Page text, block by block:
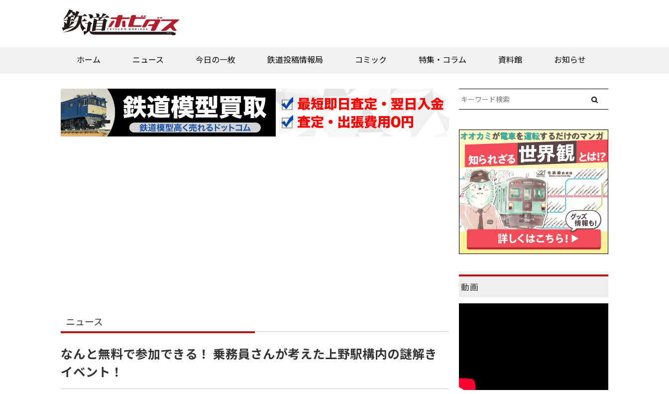
ホーム ニュース 今日の一枚 鉄道投稿情報局 コミック 特集・コラム 資料館 お知らせ
ニュース
なんと無料で参加できる！ 乗務員さんが考えた上野駅構内の謎解き
イベント！
動画